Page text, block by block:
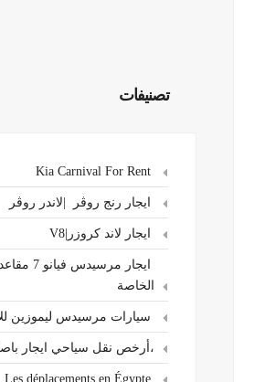
تصنيفات
ايجار رنج روڤر |لاندر روڤر
ايجار لاند كروزر|V8
ايجار
الخاصة
سيارات مرسيدس ليموزين
،أرخص نقل سياحي ايجار
.Les déplacements en Égypte | نقل سياحي